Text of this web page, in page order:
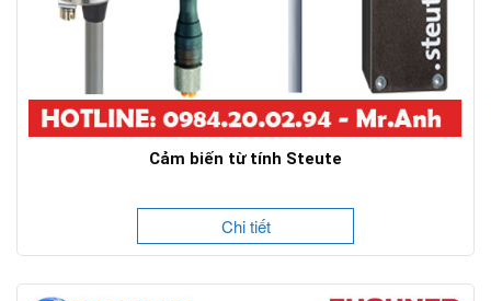
Cảm biến từ tính Steute
Chi tiết